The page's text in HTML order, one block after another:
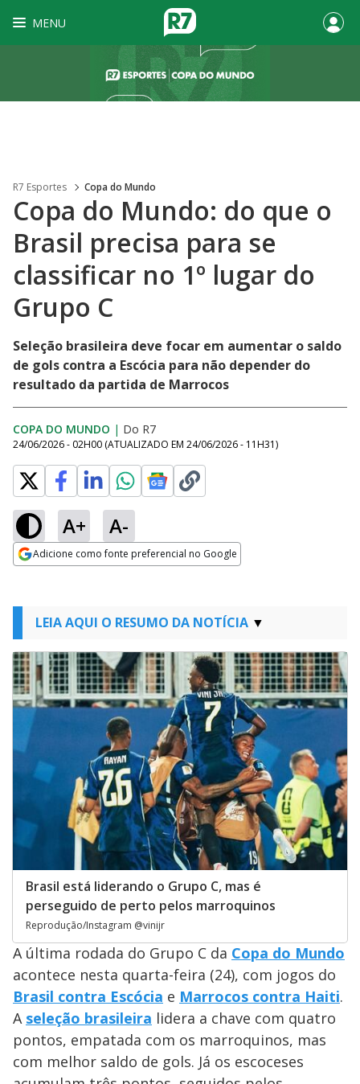
MENU
R7 Esportes Copa do Mundo
Copa do Mundo: do que o
Brasil precisa para se
classificar no 1º lugar do
Grupo C
Seleção brasileira deve focar em aumentar o saldo
de gols contra a Escócia para não depender do
resultado da partida de Marrocos
COPA DO MUNDO | Do R7
24/06/2026 - 02H00 (ATUALIZADO EM 24/06/2026 - 11H31)
A+ A-
Adicione como fonte preferencial no Google
LEIA AQUI O RESUMO DA NOTÍCIA
Brasil está liderando o Grupo C, mas é
perseguido de perto pelos marroquinos
Reprodução/Instagram @vinijr
A última rodada do Grupo C da Copa do Mundo
acontece nesta quarta-feira (24), com jogos do
Brasil contra Escócia e Marrocos contra Haiti.
A seleção brasileira lidera a chave com quatro
pontos, empatada com os marroquinos, mas
com melhor saldo de gols. Já os escoceses